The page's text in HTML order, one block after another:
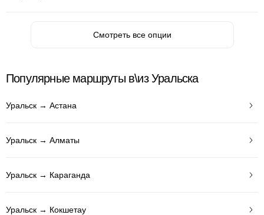
Смотреть все опции
Популярные маршруты в\из Уральска
Уральск → Астана
Уральск → Алматы
Уральск → Караганда
Уральск → Кокшетау